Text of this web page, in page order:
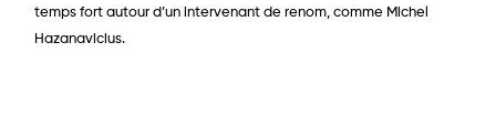
temps fort autour d’un intervenant de renom, comme Michel
Hazanavicius.